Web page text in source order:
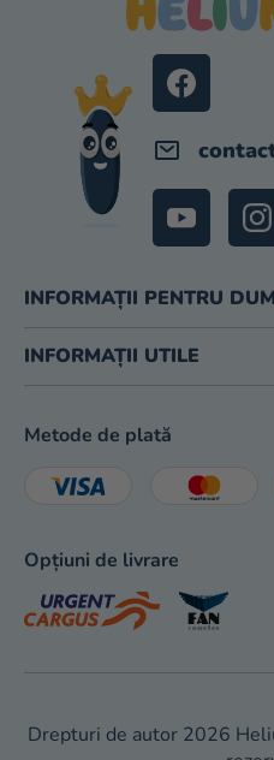
INFORMAȚII PENTRU
INFORMAȚII UTILE
Metode de plată
Opțiuni de livrare
Drepturi de autor 2026